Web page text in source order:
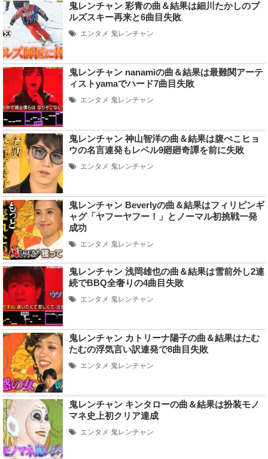
鬼レンチャン 彩青の曲＆結果は細川たかしのブ
ルズスキー再来と6曲目失敗
エンタメ 鬼レンチャン
鬼レンチャン nanamiの曲＆結果は最難関アーテ
ィストyamaでハード7曲目失敗
エンタメ 鬼レンチャン
鬼レンチャン 神山智洋の曲＆結果は腹ぺこヒョ
ウの名言連発もレベル9廻廻奇譚を前に失敗
エンタメ 鬼レンチャン
鬼レンチャン Beverlyの曲＆結果はフィリピンギ
ャグ「ヤフーヤフー！」とノーマル初挑戦一発
成功
エンタメ 鬼レンチャン
鬼レンチャン 浅岡雄也の曲＆結果は雪前外し2連
続でBBQ全奢りの4曲目失敗
エンタメ 鬼レンチャン
鬼レンチャン カトリーナ陽子の曲＆結果はたむ
たむの浮気言い訳連発で8曲目失敗
エンタメ 鬼レンチャン
鬼レンチャン キンタローの曲＆結果は扮装モノ
マネ史上初クリア達成
エンタメ 鬼レンチャン